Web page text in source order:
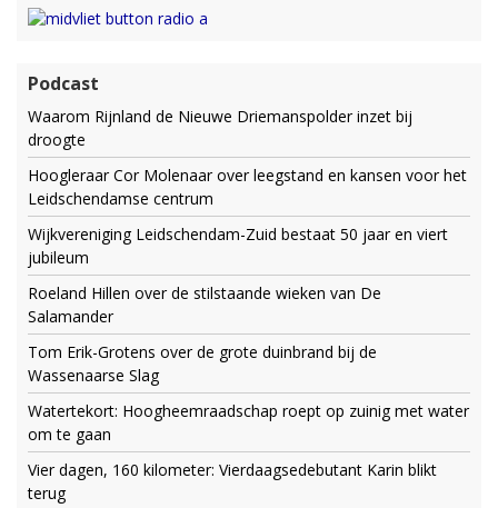
Podcast
Waarom Rijnland de Nieuwe Driemanspolder inzet bij
droogte
Hoogleraar Cor Molenaar over leegstand en kansen voor het
Leidschendamse centrum
Wijkvereniging Leidschendam-Zuid bestaat 50 jaar en viert
jubileum
Roeland Hillen over de stilstaande wieken van De
Salamander
Tom Erik-Grotens over de grote duinbrand bij de
Wassenaarse Slag
Watertekort: Hoogheemraadschap roept op zuinig met water
om te gaan
Vier dagen, 160 kilometer: Vierdaagsedebutant Karin blikt
terug